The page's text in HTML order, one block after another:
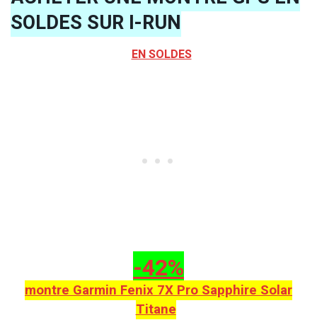
SOLDES SUR I-RUN
EN SOLDES
-42%
montre Garmin Fenix 7X Pro Sapphire Solar
Titane